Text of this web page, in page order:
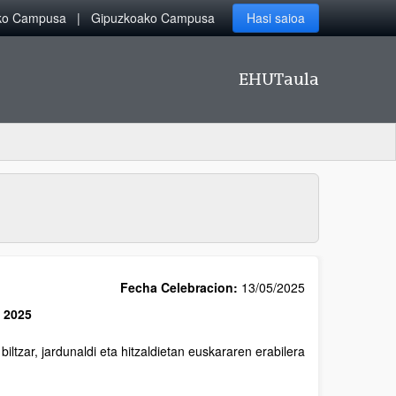
Campusa Gipuzkoako Campusa Hasi saioa
EHUTaula
Fecha Celebracion: 13/05/2025
jardunaldi eta hitzaldietan euskararen erabilera